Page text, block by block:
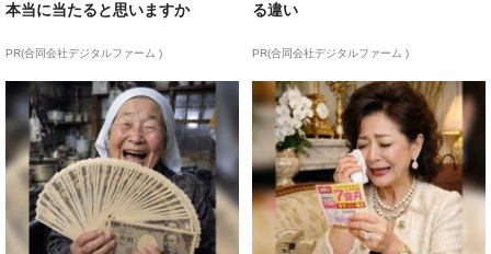
本当に当たると思いますか
PR(合同会社デジタルファーム )
る違い
PR(合同会社デジタルファーム )